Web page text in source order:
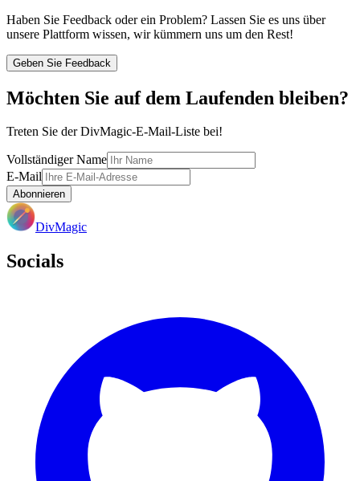
Haben Sie Feedback oder ein Problem? Lassen Sie es uns über
unsere Plattform wissen, wir kümmern uns um den Rest!
Geben Sie Feedback
Möchten Sie auf dem Laufenden bleiben?
Treten Sie der DivMagic-E-Mail-Liste bei!
Vollständiger Name
E-Mail
Abonnieren
DivMagic
Socials